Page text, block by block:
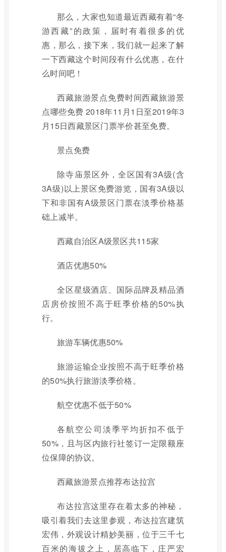
那么，大家也知道最近西藏有着“冬
游西藏”的政策，届时有着很多的优
惠，那么，接下来，我们就一起来了解
一下西藏这个时间段有什么优惠，在什
么时间吧！
西藏旅游景点免费时间西藏旅游景
点哪些免费 2018年11月1日至2019年3
月15日西藏景区门票半价甚至免费。
景点免费
除寺庙景区外，全区国有3A级(含
3A级)以上景区免费游览，国有3A级以
下和非国有A级景区门票在淡季价格基
础上减半。
西藏自治区A级景区共115家
酒店优惠50%
全区星级酒店、国际品牌及精品酒
店房价按照不高于旺季价格的50%执
行。
旅游车辆优惠50%
旅游运输企业按照不高于旺季价格
的50%执行旅游淡季价格。
航空优惠不低于50%
各航空公司淡季平均折扣不低于
50%，且与区内旅行社签订一定限额座
位保障的协议。
西藏旅游景点推荐布达拉宫
布达拉宫这里存在着太多的神秘，
吸引着我们去这里参观，布达拉宫建筑
宏伟，外观设计精妙美丽，位于三千七
百米的海拔之上，居高临下，庄严宏